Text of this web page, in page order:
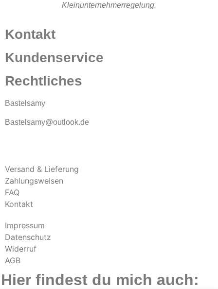
Kleinunternehmerregelung.
Kontakt
Kundenservice
Rechtliches
Bastelsamy
Bastelsamy@outlook.de
Versand & Lieferung
Zahlungsweisen
FAQ
Kontakt
Impressum
Datenschutz
Widerruf
AGB
Hier findest du mich auch: